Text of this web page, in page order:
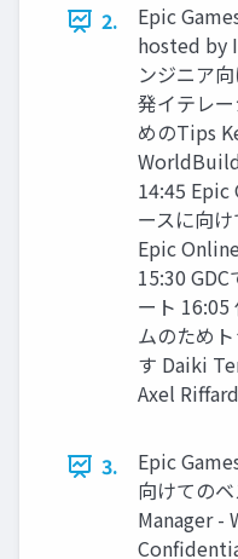
2.
Epic
hosted by
ンジニア
発イテレ
めのTips
14:45 Epic
ースに向
Epic
15:30
ート 16:05
ムのため
す Daiki
Axel Riffard
3.
Epic
向けての
Manager -